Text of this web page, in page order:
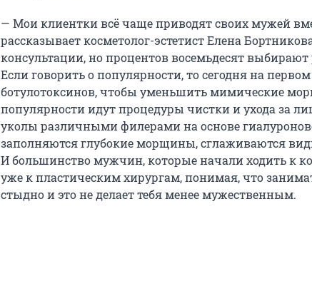
— Мои клиентки всё чаще приводят своих мужей
рассказывает косметолог-эстетист Елена
консультации, но процентов восемьдесят
Если говорить о популярности, то сегодня на
ботулотоксинов, чтобы уменьшить мимические
популярности идут процедуры чистки и ухода за
уколы различными филерами на основе
заполняются глубокие морщины, сглаживаются
И большинство мужчин, которые начали ходить к
уже к пластическим хирургам, понимая, что
стыдно и это не делает тебя менее мужественным.